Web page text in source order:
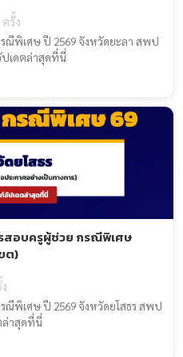
ครั้ง
ณีพิเศษ ปี 2569 จังหวัดยะลา สพป
ปเดตล่าสุดที่นี่
สอบครูผู้ช่วย กรณีพิเศษ
ต)
ณีพิเศษ ปี 2569 จังหวัดยโสธร สพป
ล่าสุดที่นี่